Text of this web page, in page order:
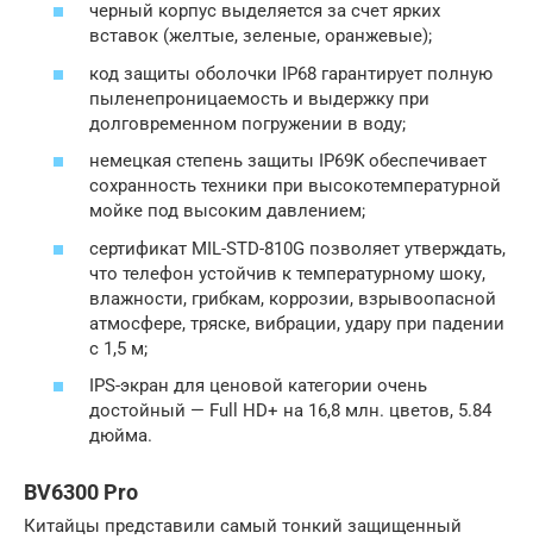
черный корпус выделяется за счет ярких
вставок (желтые, зеленые, оранжевые);
код защиты оболочки IP68 гарантирует полную
пыленепроницаемость и выдержку при
долговременном погружении в воду;
немецкая степень защиты IP69K обеспечивает
сохранность техники при высокотемпературной
мойке под высоким давлением;
сертификат MIL-STD-810G позволяет утверждать,
что телефон устойчив к температурному шоку,
влажности, грибкам, коррозии, взрывоопасной
атмосфере, тряске, вибрации, удару при падении
с 1,5 м;
IPS-экран для ценовой категории очень
достойный — Full HD+ на 16,8 млн. цветов, 5.84
дюйма.
BV6300 Pro
Китайцы представили самый тонкий защищенный